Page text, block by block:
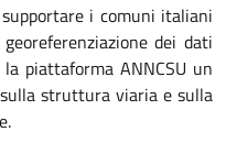
i comuni italiani
dei dati
piattaforma ANNCSU un
struttura viaria e sulla